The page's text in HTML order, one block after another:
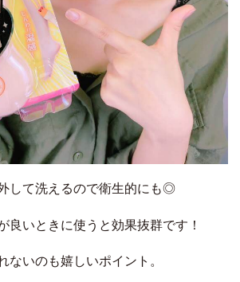
して洗えるので衛生的にも◎
良いときに使うと効果抜群です！
ないのも嬉しいポイント。